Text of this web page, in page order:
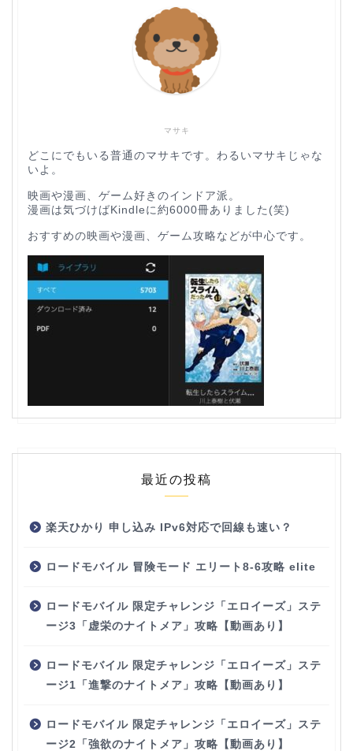
マサキ
どこにでもいる普通のマサキです。わるいマサキじゃな
いよ。
映画や漫画、ゲーム好きのインドア派。
漫画は気づけばKindleに約6000冊ありました(笑)
おすすめの映画や漫画、ゲーム攻略などが中心です。
最近の投稿
楽天ひかり 申し込み IPv6対応で回線も速い？
ロードモバイル 冒険モード エリート8-6攻略 elite
ロードモバイル 限定チャレンジ「エロイーズ」ステ
ージ3「虚栄のナイトメア」攻略【動画あり】
ロードモバイル 限定チャレンジ「エロイーズ」ステ
ージ1「進撃のナイトメア」攻略【動画あり】
ロードモバイル 限定チャレンジ「エロイーズ」ステ
ージ2「強欲のナイトメア」攻略【動画あり】